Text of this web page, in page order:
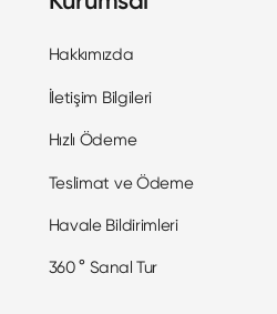
Hakkımızda
İletişim Bilgileri
Hızlı Ödeme
Teslimat ve Ödeme
Havale Bildirimleri
360 ° Sanal Tur